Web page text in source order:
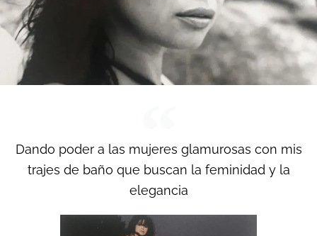
Dando poder a las mujeres glamurosas con mis
trajes de baño que buscan la feminidad y la
elegancia